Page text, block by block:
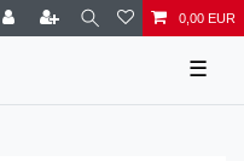
0,00 EUR
☰